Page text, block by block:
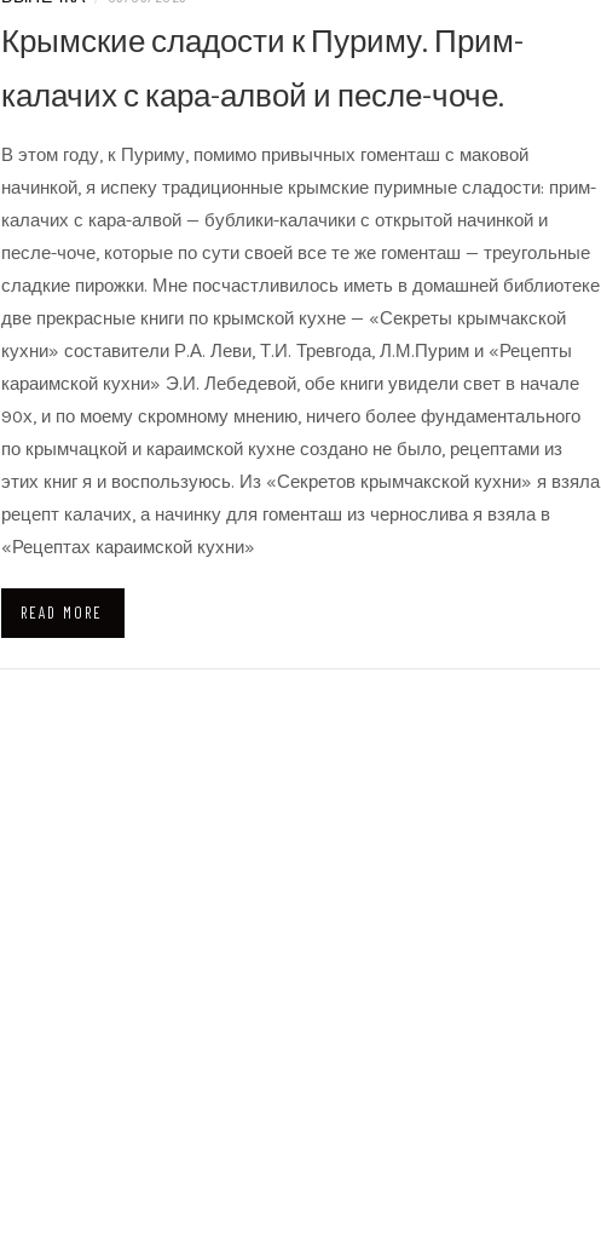
Крымские сладости к Пуриму. Прим-
калачих с кара-алвой и песле-чоче.
В этом году, к Пуриму, помимо привычных гоменташ с маковой
начинкой, я испеку традиционные крымские пуримные сладости: прим-
калачих с кара-алвой — бублики-калачики с открытой начинкой и
песле-чоче, которые по сути своей все те же гоменташ — треугольные
сладкие пирожки. Мне посчастливилось иметь в домашней библиотеке
две прекрасные книги по крымской кухне — «Секреты крымчакской
кухни» составители Р.А. Леви, Т.И. Тревгода, Л.М.Пурим и «Рецепты
караимской кухни» Э.И. Лебедевой, обе книги увидели свет в начале
90х, и по моему скромному мнению, ничего более фундаментального
по крымчацкой и караимской кухне создано не было, рецептами из
этих книг я и воспользуюсь. Из «Секретов крымчакской кухни» я взяла
рецепт калачих, а начинку для гоменташ из чернослива я взяла в
«Рецептах караимской кухни»
READ MORE